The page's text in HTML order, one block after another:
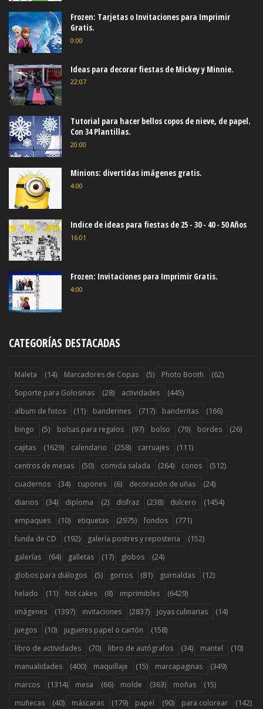
Frozen: Tarjetas o Invitaciones para Imprimir
Gratis.
0:00
Ideas para decorar fiestas de Mickey y Minnie.
22:07
Tutorial para hacer bellos copos de nieve, de papel.
Con 34 Plantillas.
20:00
Minions: divertidas imágenes gratis.
4:00
Indice de ideas para fiestas de 25 - 30 - 40 - 50 Años
16:01
Frozen: Invitaciones para Imprimir Gratis.
4:00
CATEGORÍAS DESTACADAS
Maleta (14) Marcadores de Copas (5) Photo Booth (62)
Soporte para Golosinas (28) actividades (445)
album de fotos (11) banderines (717) banderitas (166)
bingo (5) bolsas para regalos (97) bolso (79) bordes (26)
cajitas (1629) calendario (258) carruajes (111)
centros de mesas (50) comida salada (264) conos (512)
cuadernos (34) cupones (6) decoración de uñas (24)
diarios (34) diploma (2) disfraz (238) dulcero (1454)
empaques (10) etiquetas (2975) fondos (771)
funda de CD (192) galería postres y reposteria (152)
galerías (64) galletas (17) globos (24)
globos para diálogos (5) gorros (81) guirnaldas (12)
helado (11) hot cakes (8) imprimibles (6429)
imágenes (1397) invitaciones (2837) joyas culinarias (14)
juegos (10) juguetes papel o cartón (158)
libro de actividades (70) libro de autógrafos (34) mantel (10)
manualidades (400) maquillaje (15) marcapaginas (349)
marcos (1314) mesa (66) molde (363) moñas (15)
muñecas (40) máscaras (179) papel (90) para colorear (142)